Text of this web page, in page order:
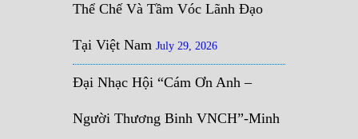
Thể Chế Và Tầm Vóc Lãnh Đạo
Tại Việt Nam July 29, 2026
Đại Nhạc Hội “Cám Ơn Anh –
Người Thương Binh VNCH”-Minh